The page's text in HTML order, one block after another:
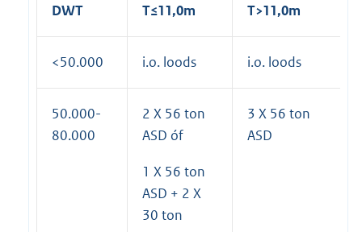
DWT T≤11,0m T>11,0m
<50.000 i.o. loods i.o. loods
50.000-
80.000
2 X 56 ton
ASD óf
1 X 56 ton
ASD + 2 X
30 ton
3 X 56 ton
ASD